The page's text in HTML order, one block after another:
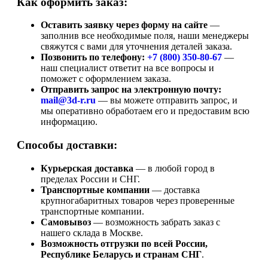
Оставить заявку через форму на сайте —
заполнив все необходимые поля, наши менеджеры
свяжутся с вами для уточнения деталей заказа.
Позвонить по телефону: +7 (800) 350-80-67 —
наш специалист ответит на все вопросы и
поможет с оформлением заказа.
Отправить запрос на электронную почту:
mail@3d-r.ru — вы можете отправить запрос, и
мы оперативно обработаем его и предоставим всю
информацию.
Способы доставки:
Курьерская доставка — в любой город в
пределах России и СНГ.
Транспортные компании — доставка
крупногабаритных товаров через проверенные
транспортные компании.
Самовывоз — возможность забрать заказ с
нашего склада в Москве.
Возможность отгрузки по всей России,
Республике Беларусь и странам СНГ.